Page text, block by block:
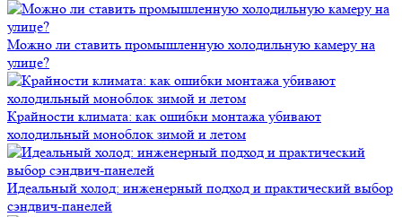
Можно ли ставить промышленную холодильную камеру на
улице?
Крайности климата: как ошибки монтажа убивают
холодильный моноблок зимой и летом
Идеальный холод: инженерный подход и практический выбор
сэндвич-панелей